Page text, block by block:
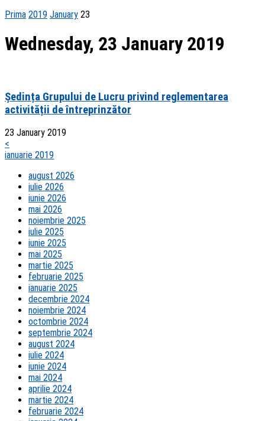
Prima 2019 January 23
Wednesday, 23 January 2019
Ședința Grupului de Lucru privind reglementarea
activității de întreprinzător
23 January 2019
<
ianuarie 2019
august 2026
iulie 2026
iunie 2026
mai 2026
noiembrie 2025
iulie 2025
iunie 2025
mai 2025
martie 2025
februarie 2025
ianuarie 2025
decembrie 2024
noiembrie 2024
octombrie 2024
septembrie 2024
august 2024
iulie 2024
iunie 2024
mai 2024
aprilie 2024
martie 2024
februarie 2024